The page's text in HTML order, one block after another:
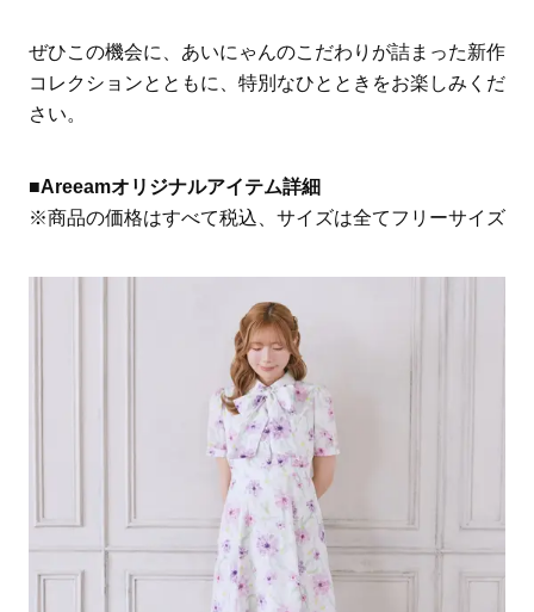
ぜひこの機会に、あいにゃんのこだわりが詰まった新作
コレクションとともに、特別なひとときをお楽しみくだ
さい。
■Areeamオリジナルアイテム詳細
※商品の価格はすべて税込、サイズは全てフリーサイズ